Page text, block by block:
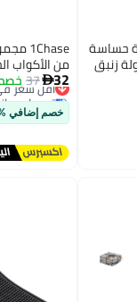
1Chase مجموعة من 6 - مجموعة
من الأكواب الحجرية الطبيعية 10x10
مائدة ريفية للقهوة
وديكور المنزل
7 يوم
7 يوم